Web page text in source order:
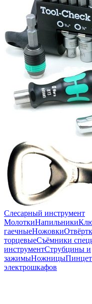
Слесарный инструмент
МолоткиНапильники
гаечныеНожовки
торцевыеСъёмники
инструментСтрубцины и
зажимыНожницы
электрошкафов